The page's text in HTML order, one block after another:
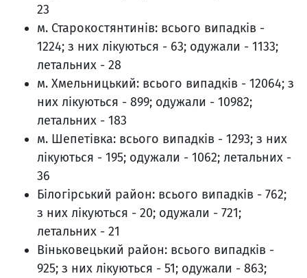
23
м. Старокостянтинів: всього випадків -
1224; з них лікуються - 63; одужали - 1133;
летальних - 28
м. Хмельницький: всього випадків - 12064; з
них лікуються - 899; одужали - 10982;
летальних - 183
м. Шепетівка: всього випадків - 1293; з них
лікуються - 195; одужали - 1062; летальних -
36
Білогірський район: всього випадків - 762;
з них лікуються - 20; одужали - 721;
летальних - 21
Віньковецький район: всього випадків -
925; з них лікуються - 51; одужали - 863;